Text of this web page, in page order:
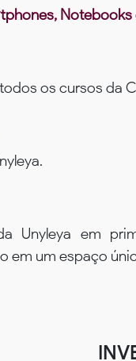
Notebooks
os cursos da
Unyleya em
em um espaço